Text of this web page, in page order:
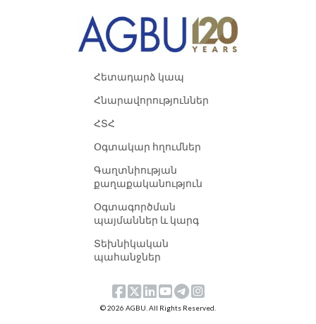
Հետադարձ կապ
Հնարավորություններ
ՀՏՀ
Օգտակար հղումներ
Գաղտնիության
քաղաքականություն
Օգտագործման
պայմաններ և կարգ
Տեխնիկական
պահանջներ
© 2026 AGBU. All Rights Reserved.